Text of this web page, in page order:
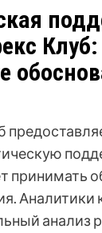
Клуб:
принимать
Аналитики
анализ